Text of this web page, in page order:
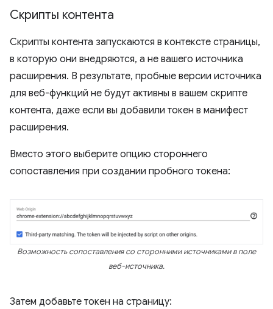
Скрипты контента
Скрипты контента запускаются в контексте страницы,
в которую они внедряются, а не вашего источника
расширения. В результате, пробные версии источника
для веб-функций не будут активны в вашем скрипте
контента, даже если вы добавили токен в манифест
расширения.
Вместо этого выберите опцию стороннего
сопоставления при создании пробного токена:
Возможность сопоставления со сторонними источниками в поле
веб-источника.
Затем добавьте токен на страницу: